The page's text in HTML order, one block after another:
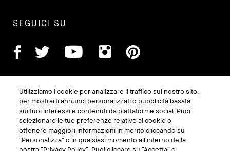
SEGUICI SU
GESTISCI I COOKIE DEL SITO
Utilizziamo i cookie per analizzare il traffico sul nostro sito,
per mostrarti annunci personalizzati o pubblicità basata
sui tuoi interessi e contenuti da piattaforme social. Puoi
selezionare le tue preferenze relative ai cookie o
ottenere maggiori informazioni in merito cliccando su
“Personalizza” o in qualsiasi momento all’interno della